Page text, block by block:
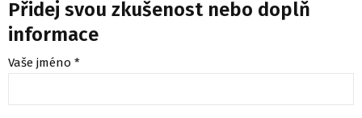
Přidej svou zkušenost nebo doplň
informace
Vaše jméno *